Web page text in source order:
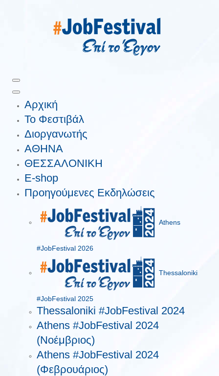
Αρχική
Το Φεστιβάλ
Διοργανωτής
ΑΘΗΝΑ
ΘΕΣΣΑΛΟΝΙΚΗ
E-shop
Προηγούμενες Εκδηλώσεις
Athens
#JobFestival 2026
Thessaloniki
#JobFestival 2025
Thessaloniki #JobFestival 2024
Athens #JobFestival 2024
(Νοέμβριος)
Athens #JobFestival 2024
(Φεβρουάριος)